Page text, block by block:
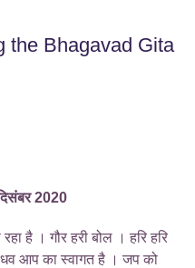
the Bhagavad Gita
2020
है । गौर हरी बोल । हरि हरि
आप का स्वागत है । जप को